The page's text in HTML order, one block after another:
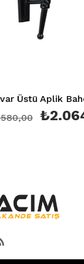
Şanlı Duvar